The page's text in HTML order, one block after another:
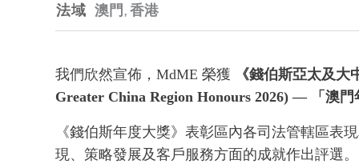
法域 澳門 ,香港
我們欣然宣佈，MdME 榮獲
《錢伯斯亞太及
Greater China Region Honours 2026)— 「澳
《錢伯斯年度大獎》表彰區內各司法管轄區表
現、策略發展及客戶服務方面的成就作出評選。